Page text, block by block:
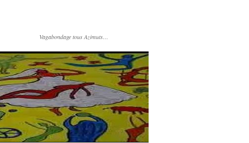
Vagabondage tous Azimuts…